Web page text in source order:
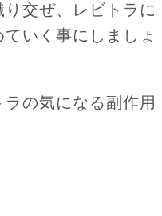
交ぜ、レビトラに
いく事にしましょ
の気になる副作用